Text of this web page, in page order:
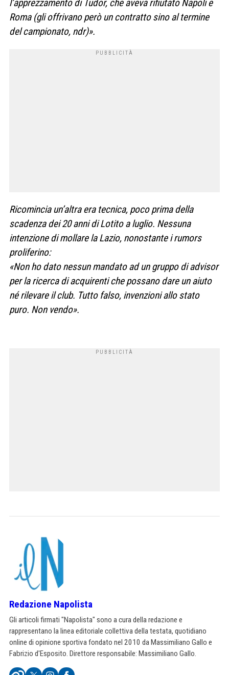
l’apprezzamento di Tudor, che aveva rifiutato Napoli e
Roma (gli offrivano però un contratto sino al termine
del campionato, ndr)».
Ricomincia un’altra era tecnica, poco prima della
scadenza dei 20 anni di Lotito a luglio. Nessuna
intenzione di mollare la Lazio, nonostante i rumors
proliferino:
«Non ho dato nessun mandato ad un gruppo di advisor
per la ricerca di acquirenti che possano dare un aiuto
né rilevare il club. Tutto falso, invenzioni allo stato
puro. Non vendo».
Redazione Napolista
Gli articoli firmati "Napolista" sono a cura della redazione e
rappresentano la linea editoriale collettiva della testata, quotidiano
online di opinione sportiva fondato nel 2010 da Massimiliano Gallo e
Fabrizio d'Esposito. Direttore responsabile: Massimiliano Gallo.